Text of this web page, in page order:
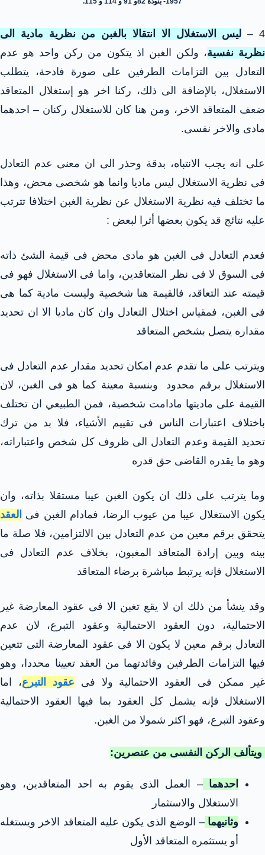
4 –
ليس الاستغلال الا انتقالا بالغبن من نظرية مادية الى
نظرية نفسية، ولكن الغبن اذ يتكون من ركن واحد هو عدم
التعادل بين التزامات الطرفين على صورة فادحة، يتطلب
الاستغلال، بالإضافة الى ذلك، ركنا اخر هو إستغلال المتعاقد
ضعف المتعاقد الاخر، ومن هنا كان للاستغلال ركنان – احدهما
مادى والاخر نفسى.
على انه يجب الانتباه، بدقة وحذر الى ان معنى عدم التعادل
فى نظرية الاستغلال ليس ماديا وانما هو شخصى محض، وهذا
ما تختلف فيه نظرية الاستغلال عن نظرية الغبن اختلافا تترتب
عليه نتائج قد يكون بعضها أثرا لبعض :
فعدم التعادل فى الغبن هو مادى محض فى قيمة الشئ ذاته
فى السوق لا فى نظر المتعاقدين، واما فى الاستغلال فهو فى
قيمته عند التعاقد، فالقيمة هنا شخصية وليست مادية كما هى
فى الغبن، فمقياس اختلال التعادل وان كان ماديا الا ان تحديد
مقداره يتصل بشخص المتعاقد
ويترتب على ما تقدم عدم امكان تحديد مقدار عدم التعادل فى
الاستغلال برقم محدود وبنسبة معينة كما هو فى الغبن، لان
القيمة على ماديتها مادامت شخصية، فمن الطبيعي ان تختلف
باختلاف اعتبارات الناس فى تقييم الأشياء، فلا بد من ترك
تحديد القيمة وعدم التعادل الى ظروف كل شخص واعتباراته،
وهو ما يقدره القاضى حق قدره
وما يترتب على ذلك ان يكون الغبن عيبا مستقلا بذاته، وان
يكون الاستغلال عيبا من عيوب الرضا، فمادام الغبن فى العقد
يتحقق برقم معين من عدم التعادل بين الالتزامين، فلا صلة ما
بينه وبين إرادة المتعاقد المغبون، بخلاف عدم التعادل فى
الاستغلال فإنه يرتبط مباشرة برضاء المتعاقد
وقد ينشأ من ذلك ان لا يقع تغبن الا فى عقود المعارضة غير
الاحتمالية، دون العقود الاحتمالية وعقود التبرع، لان عدم
التعادل برقم معين لا يكون الا فى عقود المعارضة التى تتعين
فيها التزامات الطرفين وفائدتهما من العقد تعيينا محددا، وهو
غير ممكن فى العقود الاحتمالية ولا فى عقود التبرع، اما
الاستغلال فإنه يشمل كل العقود بما فيها العقود الاحتمالية
وعقود التبرع، فهو اكثر شمولا من الغبن.
ويتألف الركن النفسى من عنصرين:
احدهما – العمل الذى يقوم به احد المتعاقدين، وهو
الاستغلال والاستثمار
وثانيهما – الوضع الذى يكون عليه المتعاقد الاخر ويستغله
أو يستثمره المتعاقد الأول